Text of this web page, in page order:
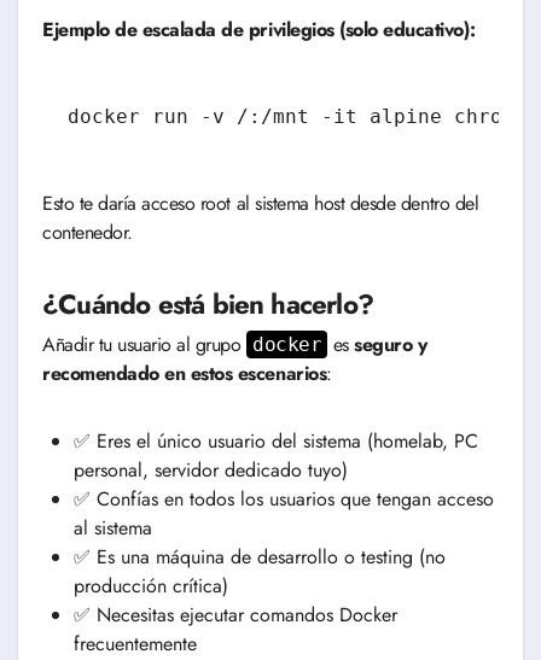
Ejemplo de escalada de privilegios (solo educativo):
docker run -v /:/mnt -it alpine chroot
Esto te daría acceso root al sistema host desde dentro del
contenedor.
¿Cuándo está bien hacerlo?
Añadir tu usuario al grupo docker esseguro y
recomendado en estos escenarios:
✅ Eres el único usuario del sistema (homelab, PC
personal, servidor dedicado tuyo)
✅ Confías en todos los usuarios que tengan acceso
al sistema
✅ Es una máquina de desarrollo o testing (no
producción crítica)
✅ Necesitas ejecutar comandos Docker
frecuentemente